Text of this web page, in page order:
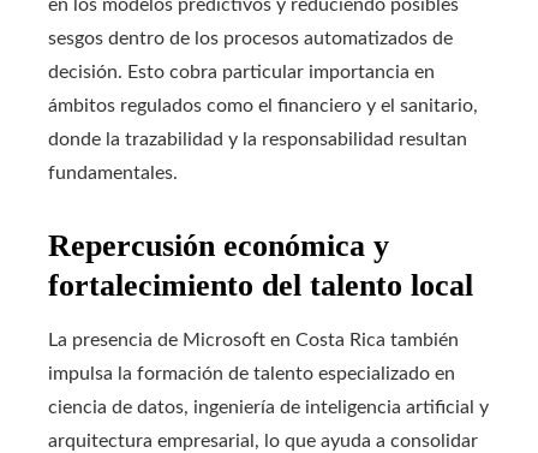
en los modelos predictivos y reduciendo posibles
sesgos dentro de los procesos automatizados de
decisión. Esto cobra particular importancia en
ámbitos regulados como el financiero y el sanitario,
donde la trazabilidad y la responsabilidad resultan
fundamentales.
Repercusión económica y
fortalecimiento del talento local
La presencia de Microsoft en Costa Rica también
impulsa la formación de talento especializado en
ciencia de datos, ingeniería de inteligencia artificial y
arquitectura empresarial, lo que ayuda a consolidar